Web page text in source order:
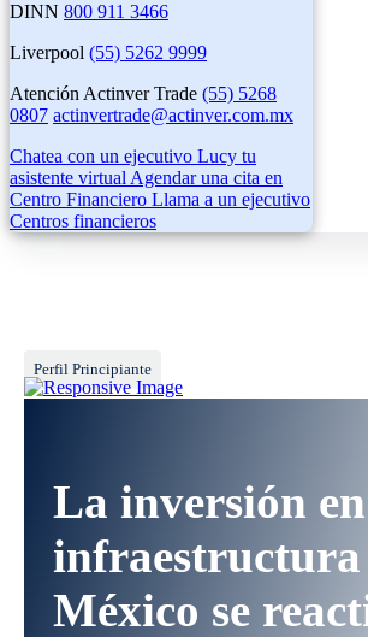
DINN 800 911 3466
Liverpool (55) 5262 9999
Atención Actinver Trade (55) 5268
0807 actinvertrade@actinver.com.mx
Chatea con un ejecutivo Lucy tu
asistente virtual Agendar una cita en
Centro Financiero Llama a un ejecutivo
Centros financieros
Perfil Principiante
La inversión en
infraestructura
México se